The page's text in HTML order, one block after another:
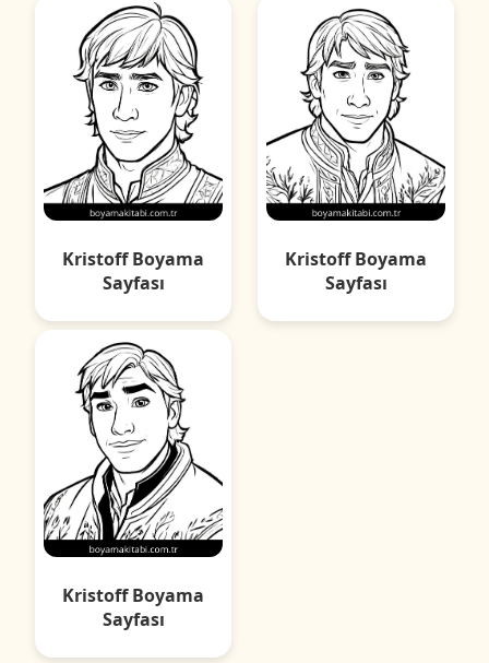
Kristoff Boyama
Sayfası
Kristoff Boyama
Sayfası
Kristoff Boyama
Sayfası